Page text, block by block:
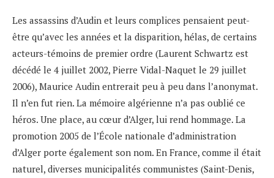
Les assassins d’Audin et leurs complices pensaient peut-
être qu’avec les années et la disparition, hélas, de certains
acteurs-témoins de premier ordre (Laurent Schwartz est
décédé le 4 juillet 2002, Pierre Vidal-Naquet le 29 juillet
2006), Maurice Audin entrerait peu à peu dans l’anonymat.
Il n’en fut rien. La mémoire algérienne n’a pas oublié ce
héros. Une place, au cœur d’Alger, lui rend hommage. La
promotion 2005 de l’École nationale d’administration
d’Alger porte également son nom. En France, comme il était
naturel, diverses municipalités communistes (Saint-Denis,